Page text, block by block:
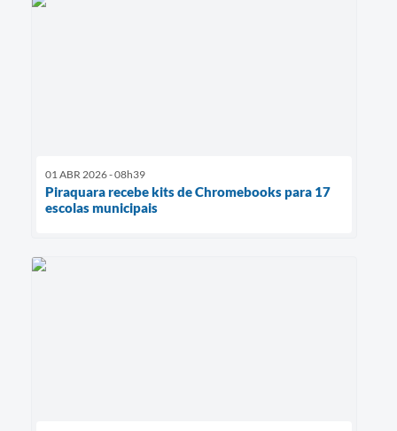
01 ABR 2026 - 08h39
Piraquara recebe kits de Chromebooks para 17
escolas municipais